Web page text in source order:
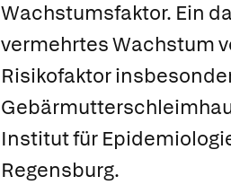
Wachstumsfaktor. Ein
vermehrtes Wachstum
Risikofaktor
Institut für
Regensburg.